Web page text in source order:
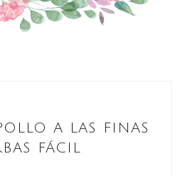
A LAS FINAS
FÁCIL